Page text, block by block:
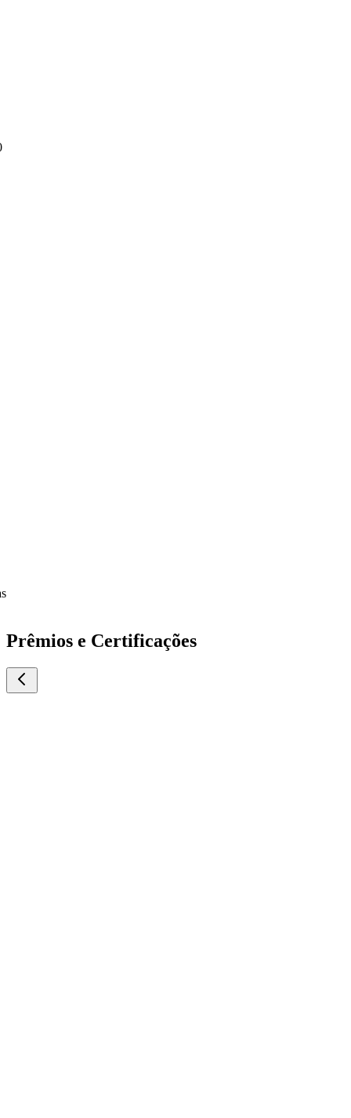
Prêmios e Certificações